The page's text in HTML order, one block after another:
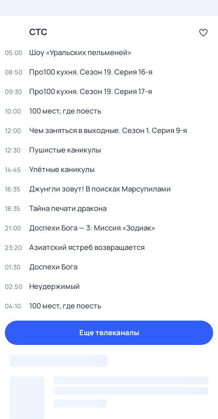
СТС
05:00 Шоу «Уральских пельменей»
08:50 Про100 кухня. Сезон 19. Серия 16-я
09:30 Про100 кухня. Сезон 19. Серия 17-я
10:00 100 мест, где поесть
12:00 Чем заняться в выходные. Сезон 1. Серия 9-я
12:30 Пушистые каникулы
14:45 Улётные каникулы
16:35 Джунгли зовут! В поисках Марсупилами
18:35 Тайна печати дракона
21:00 Доспехи Бога — 3: Миссия «Зодиак»
23:20 Азиатский ястреб возвращается
01:30 Доспехи Бога
02:50 Неудержимый
04:10 100 мест, где поесть
Еще телеканалы